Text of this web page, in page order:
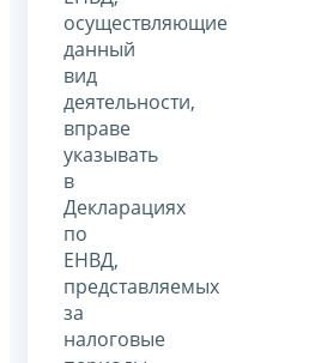
осуществляющие
данный
вид
деятельности,
вправе
указывать
в
Декларациях
по
ЕНВД,
представляемых
за
налоговые